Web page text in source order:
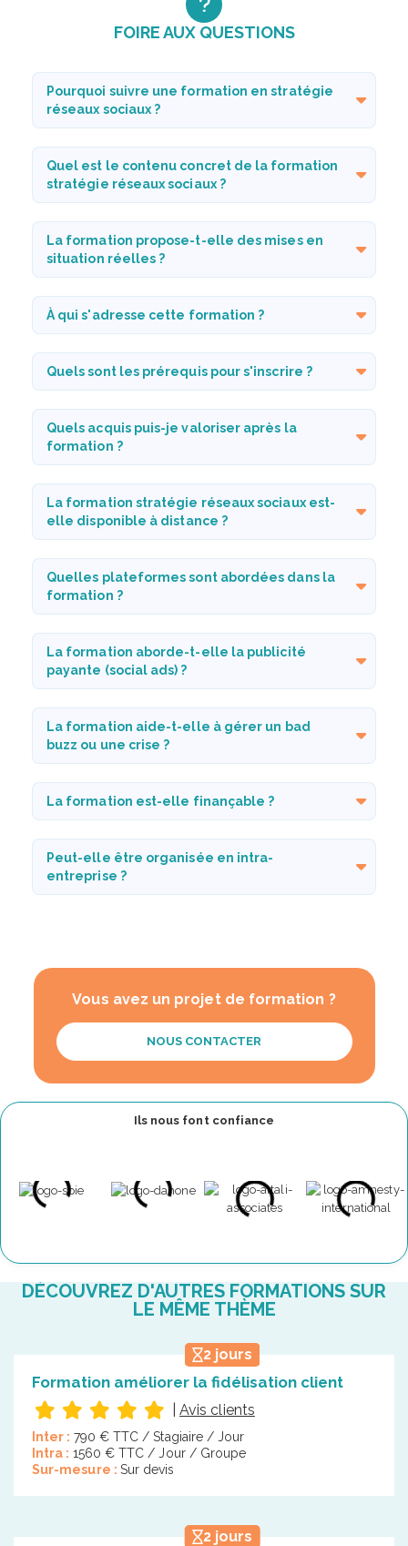
FOIRE AUX QUESTIONS
Pourquoi suivre une formation en stratégie
réseaux sociaux ?
Quel est le contenu concret de la formation
stratégie réseaux sociaux ?
La formation propose-t-elle des mises en
situation réelles ?
À qui s'adresse cette formation ?
Quels sont les prérequis pour s'inscrire ?
Quels acquis puis-je valoriser après la
formation ?
La formation stratégie réseaux sociaux est-
elle disponible à distance ?
Quelles plateformes sont abordées dans la
formation ?
La formation aborde-t-elle la publicité
payante (social ads) ?
La formation aide-t-elle à gérer un bad
buzz ou une crise ?
La formation est-elle finançable ?
Peut-elle être organisée en intra-
entreprise ?
Vous avez un projet de formation ?
NOUS CONTACTER
Ils nous font confiance
DÉCOUVREZ D'AUTRES FORMATIONS SUR
LE MÊME THÈME
2 jours
Formation améliorer la fidélisation client
Avis clients
Inter : 790 € TTC / Stagiaire / Jour
Intra : 1560 € TTC / Jour / Groupe
Sur-mesure : Sur devis
2 jours